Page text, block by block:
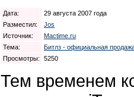
Дата:
29 августа 2007 года
Разместил:
Jos
Источник:
Mactime.ru
Тема:
Битлз - официальная
Просмотры:
5250
Тем временем